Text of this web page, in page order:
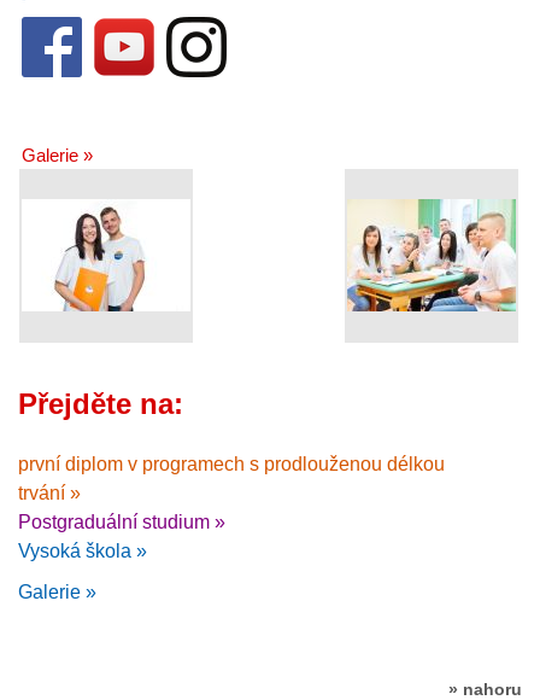
Galerie »
Přejděte na:
první diplom v programech s prodlouženou délkou
trvání »
Postgraduální studium »
Vysoká škola »
Galerie »
» nahoru